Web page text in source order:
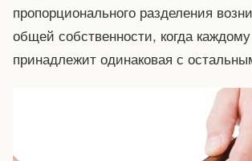
пропорционального разделения
общей собственности, когда
принадлежит одинаковая с